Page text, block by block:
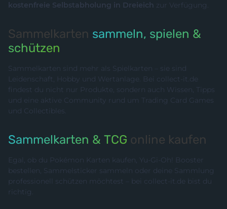
kostenfreie Selbstabholung in Dreieich zur Verfügung.
Sammelkarten sammeln, spielen &
schützen
Sammelkarten sind mehr als Spielkarten – sie sind
Leidenschaft, Hobby und Wertanlage. Bei collect-it.de
findest du nicht nur Produkte, sondern auch Wissen, Tipps
und eine aktive Community rund um Trading Card Games
und Collectibles.
Sammelkarten & TCG online kaufen
Egal, ob du Pokémon Karten kaufen, Yu-Gi-Oh! Booster
bestellen, Sammelsticker sammeln oder deine Sammlung
professionell schützen möchtest – bei collect-it.de bist du
richtig.